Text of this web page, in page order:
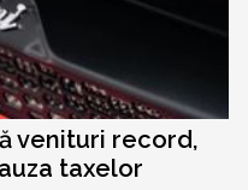
venituri record,
taxelor